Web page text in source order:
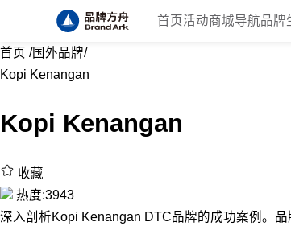
首页 活动商城导航品牌
首页 /国外品牌/
Kopi Kenangan
Kopi Kenangan
收藏
热度:3943
深入剖析Kopi Kenangan DTC品牌的成功案例。